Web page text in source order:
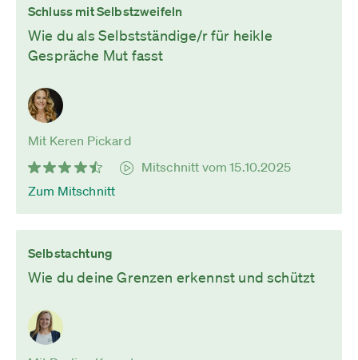
Schluss mit Selbstzweifeln
Wie du als Selbstständige/r für heikle
Gespräche Mut fasst
Mit Keren Pickard
Mitschnitt vom 15.10.2025
Zum Mitschnitt
Selbstachtung
Wie du deine Grenzen erkennst und schützt